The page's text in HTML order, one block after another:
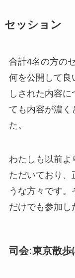
セッション
合計4名の方の
何を公開して良
しされた内容
ても内容が濃く
た。
わたしも以前よ
ただいており、
うな方々です
だけでも参加し
司会:東京散歩